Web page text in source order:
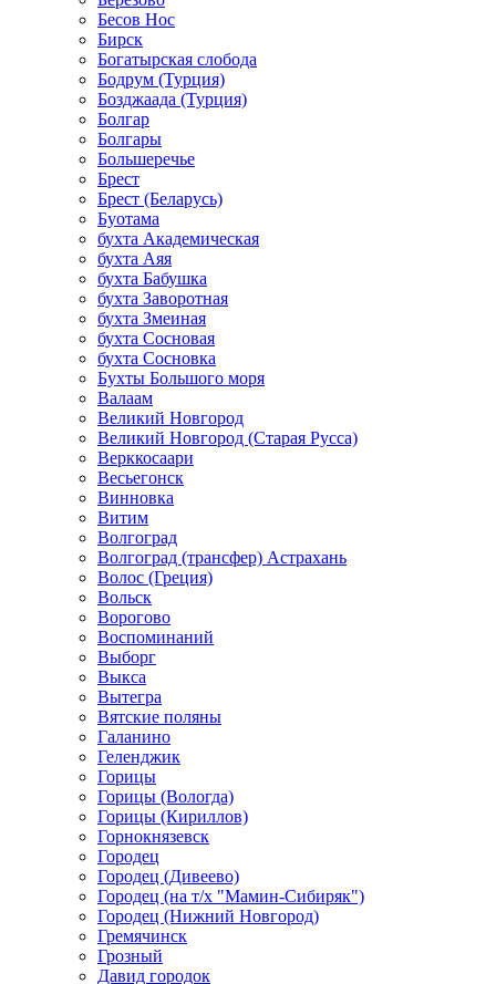
Бесов Нос
Бирск
Богатырская слобода
Бодрум (Турция)
Бозджаада (Турция)
Болгар
Болгары
Большеречье
Брест
Брест (Беларусь)
Буотама
бухта Академическая
бухта Аяя
бухта Бабушка
бухта Заворотная
бухта Змеиная
бухта Сосновая
бухта Сосновка
Бухты Большого моря
Валаам
Великий Новгород
Великий Новгород (Старая Русса)
Верккосаари
Весьегонск
Винновка
Витим
Волгоград
Волгоград (трансфер) Астрахань
Волос (Греция)
Вольск
Ворогово
Воспоминаний
Выборг
Выкса
Вытегра
Вятские поляны
Галанино
Геленджик
Горицы
Горицы (Вологда)
Горицы (Кириллов)
Горнокнязевск
Городец
Городец (Дивеево)
Городец (на т/х "Мамин-Сибиряк")
Городец (Нижний Новгород)
Гремячинск
Грозный
Давид городок